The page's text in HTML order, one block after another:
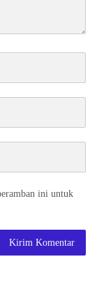
ini untuk